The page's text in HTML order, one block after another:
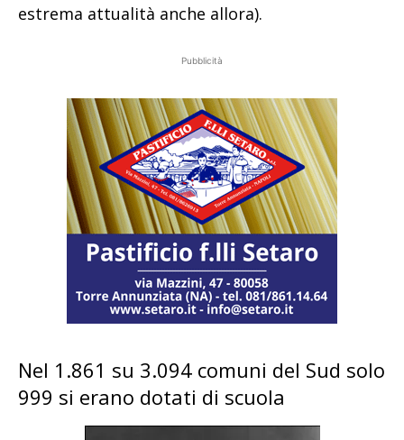
estrema attualità anche allora).
Pubblicità
Nel 1.861 su 3.094 comuni del Sud solo
999 si erano dotati di scuola